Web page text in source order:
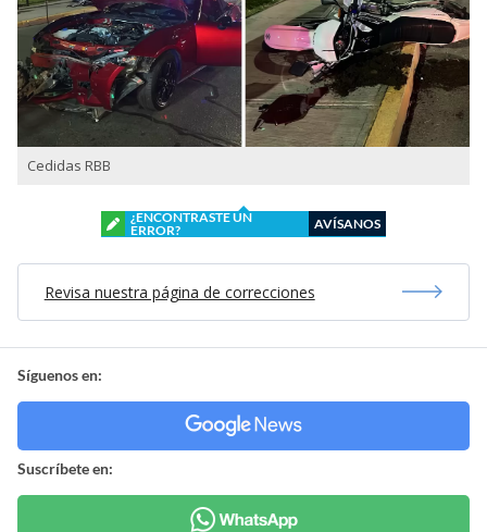
Cedidas RBB
¿ENCONTRASTE UN
ERROR?
AVÍSANOS
Revisa nuestra página de correcciones
Síguenos en:
Suscríbete en: